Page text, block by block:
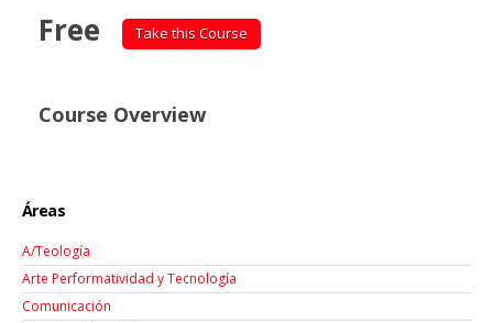
Free Take this Course
Course Overview
Áreas
A/Teología
Arte Performatividad y Tecnología
Comunicación